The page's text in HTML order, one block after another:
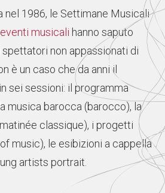
nel 1986, le Settimane Musicali
eventi musicali hanno saputo
non appassionati di
è un caso che da anni il
sei sessioni: il programma
musica barocca (barocco), la
classique), i progetti
music), le esibizioni a cappella
artists portrait.